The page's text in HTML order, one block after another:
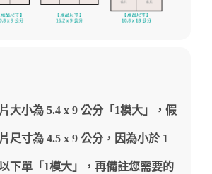
大小為 5.4 x 9 公分「1模大」，假
尺寸為 4.5 x 9 公分，因為小於 1
下單「1模大」，再備註您需要的